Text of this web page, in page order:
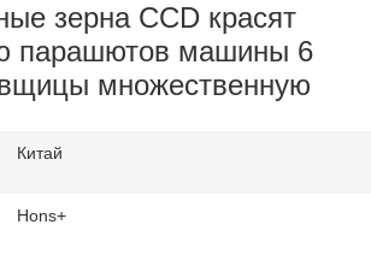
зерна CCD красят
парашютов машины 6
множественную
Китай
Hons+